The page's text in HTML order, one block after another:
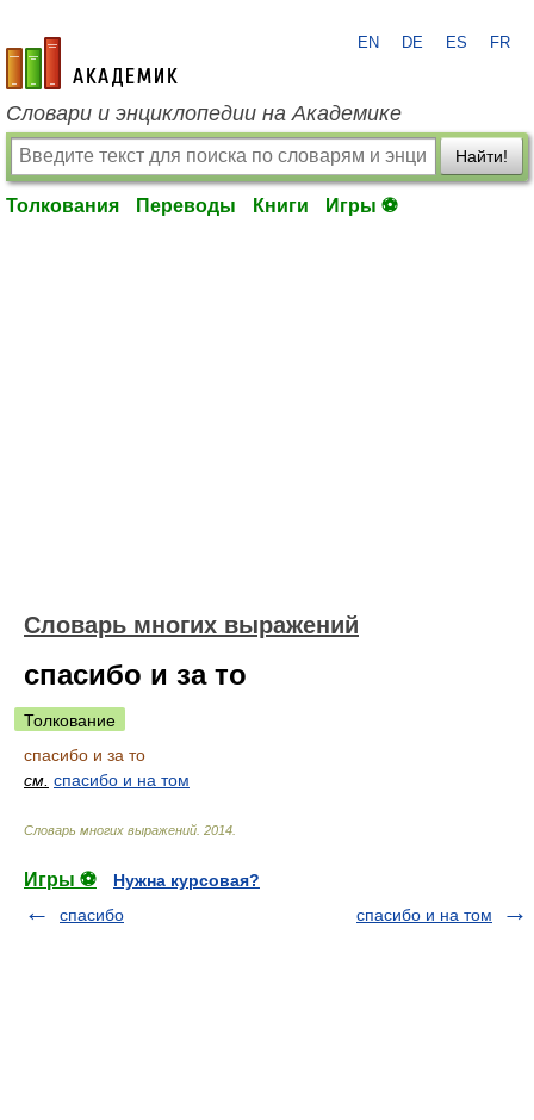
academic.ru
EN DE ES FR
Словари и энциклопедии на Академике
Найти!
Толкования Переводы Книги Игры ⚽
Словарь многих выражений
спасибо и за то
Толкование
спасибо и за то
см. спасибо и на том
Словарь многих выражений 2014
Игры ⚽
Нужна курсовая?
спасибо
спасибо и на том